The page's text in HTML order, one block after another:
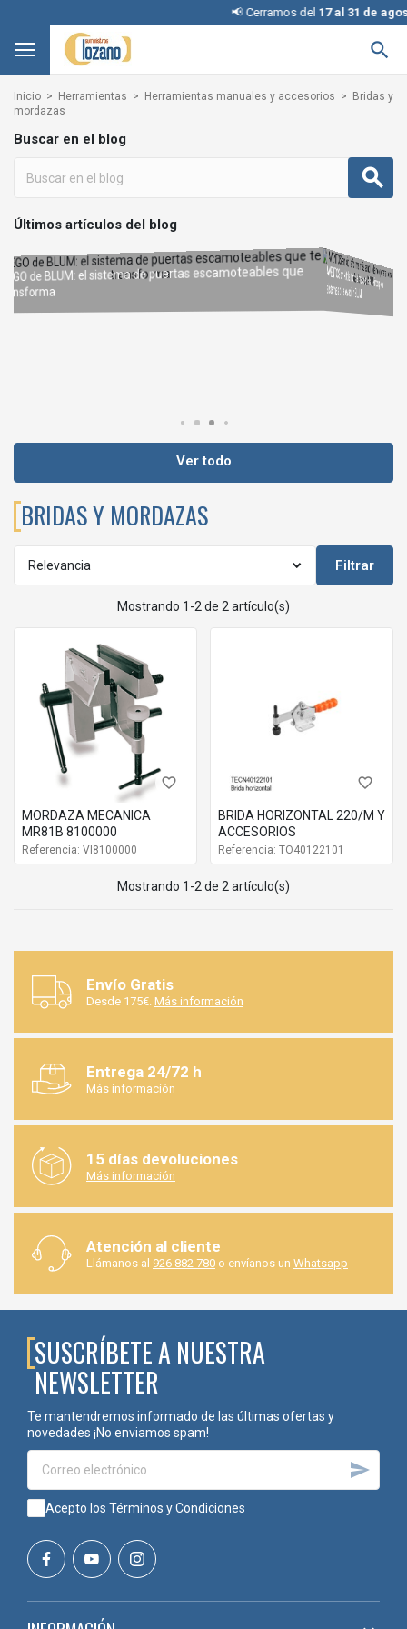
📢 Cerramos del17 al 31 de

Inicio Herramientas Herramientas manuales y accesorios
Bridas y
mordazas
Buscar en el blog
Últimos artículos del blog
REVEGO de BLUM: el sistema de puertas escamoteables que
te transforma
AVENTOS en kit: la forma más sencilla de incorporar
sistemas de elevación BLUM Interruptores KINETIC para iluminación: cómo elegir la
configuración adecuada
Ver todo
BRIDAS Y MORDAZAS
Relevancia Filtrar
Mostrando 1-2 de 2 artículo(s)
favorite_border
MORDAZA MECANICA
MR81B 8100000
Referencia: VI8100000
favorite_border
BRIDA HORIZONTAL 220/M Y
ACCESORIOS
Referencia: TO40122101
Mostrando 1-2 de 2 artículo(s)
Envío Gratis
Desde 175€. Más información
Entrega 24/72 h
Más información
15 días devoluciones
Más información
Atención al cliente
Llámanos al 926 882 780 o envíanos un Whatsapp
SUSCRÍBETE A NUESTRA
NEWSLETTER
Te mantendremos informado de las últimas ofertas y
novedades ¡No enviamos spam!

Acepto los Términos y Condiciones